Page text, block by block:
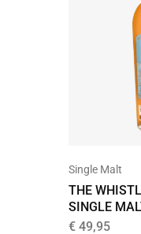
Single Malt
THE
SINGLE
€ 49,95